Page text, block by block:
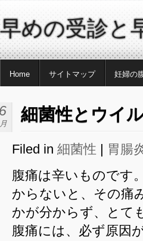
早めの受診と
Home サイトマップ 妊婦の
細菌性とウイ
Filed in 細菌性 | 胃腸
腹痛は辛いものです
からないと、その痛
かが分からず、とて
腹痛には、必ず原因